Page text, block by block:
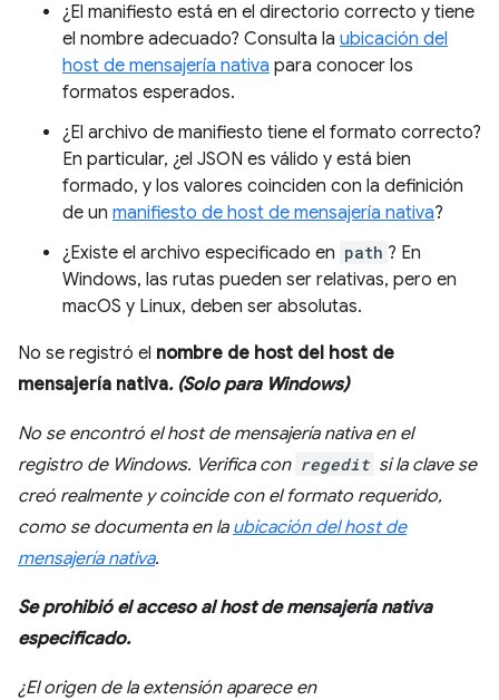
¿El manifiesto está en el directorio correcto y tiene
el nombre adecuado? Consulta la ubicación del
host de mensajería nativa para conocer los
formatos esperados.
¿El archivo de manifiesto tiene el formato correcto?
En particular, ¿el JSON es válido y está bien
formado, y los valores coinciden con la definición
de un manifiesto de host de mensajería nativa?
¿Existe el archivo especificado en path ? En
Windows, las rutas pueden ser relativas, pero en
macOS y Linux, deben ser absolutas.
No se registró el nombre de host del host de
mensajería nativa. (Solo para Windows)
No se encontró el host de mensajería nativa en el
registro de Windows. Verifica con regedit si la clave se
creó realmente y coincide con el formato requerido,
como se documenta en la ubicación del host de
mensajería nativa.
Se prohibió el acceso al host de mensajería nativa
especificado.
¿El origen de la extensión aparece en